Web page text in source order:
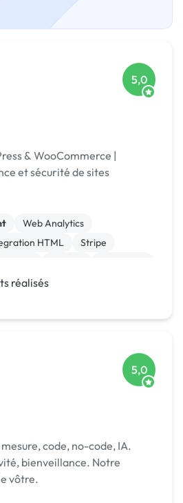
5,0
& WooCommerce |
et sécurité de sites
Web Analytics
HTML
Stripe
réalisés
5,0
code, no-code, IA.
bienveillance. Notre
vôtre.